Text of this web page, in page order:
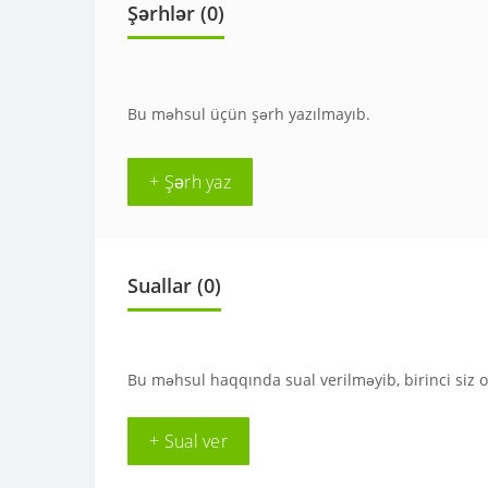
Şərhlər (0)
Bu məhsul üçün şərh yazılmayıb.
+ Şərh yaz
Suallar (0)
Bu məhsul haqqında sual verilməyib, birinci siz
+ Sual ver